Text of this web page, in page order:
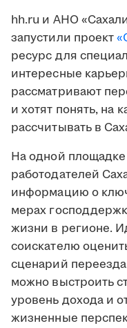
hh.ru и АНО
запустили проект
ресурс для
интересные
рассматривают
и хотят понять, на
рассчитывать в
На одной
работодателей
информацию о
мерах
жизни в регионе.
соискателю
сценарий
можно выстроить
уровень дохода и
жизненные